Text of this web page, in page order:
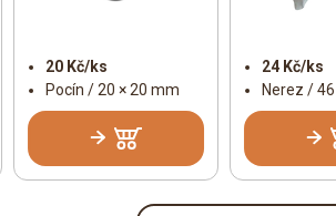
20 Kč/ks
Pocín / 20 × 20 mm
24 Kč/ks
Nerez /